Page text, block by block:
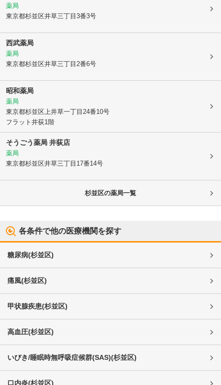
薬局
東京都杉並区井草三丁目3番3号
西武薬局
薬局
東京都杉並区井草三丁目2番6号
昭和薬局
薬局
東京都杉並区上井草一丁目24番10号
フラット井荻1階
そうごう薬局 井荻店
薬局
東京都杉並区井草三丁目17番14号
杉並区の薬局一覧
各条件で他の医療機関を探す
糖尿病(杉並区)
痛風(杉並区)
甲状腺疾患(杉並区)
高血圧(杉並区)
いびき/睡眠時無呼吸症候群(SAS)(杉並区)
口内炎(杉並区)